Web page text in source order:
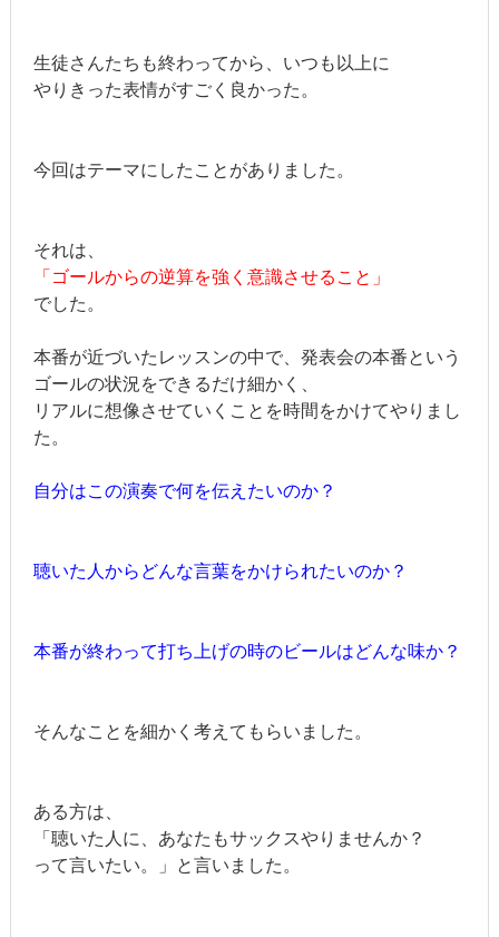
生徒さんたちも終わってから、いつも以上に
やりきった表情がすごく良かった。
今回はテーマにしたことがありました。
それは、
「ゴールからの逆算を強く意識させること」
でした。
本番が近づいたレッスンの中で、発表会の本番という
ゴールの状況をできるだけ細かく、
リアルに想像させていくことを時間をかけてやりまし
た。
自分はこの演奏で何を伝えたいのか？
聴いた人からどんな言葉をかけられたいのか？
本番が終わって打ち上げの時のビールはどんな味か？
そんなことを細かく考えてもらいました。
ある方は、
「聴いた人に、あなたもサックスやりませんか？
って言いたい。」と言いました。